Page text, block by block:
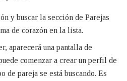
y buscar la sección de Parejas
de corazón en la lista.
aparecerá una pantalla de
comenzar a crear un perfil de
de pareja se está buscando. Es